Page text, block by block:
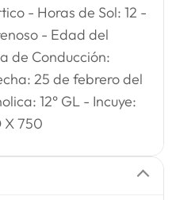
- Horas de Sol: 12 -
- Edad del
de Conducción:
25 de febrero del
12° GL - Incuye:
X 750